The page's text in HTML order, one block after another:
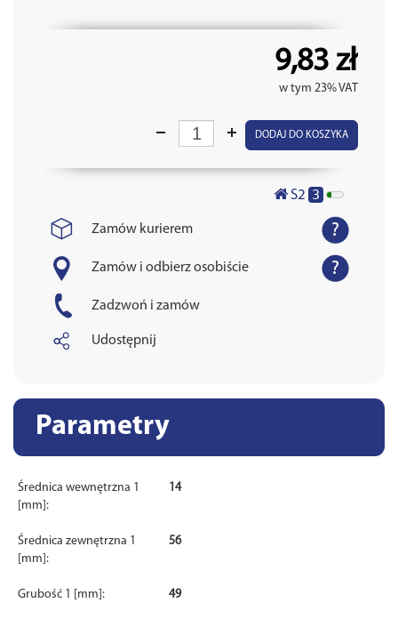
9,83 zł
w tym 23% VAT
DODAJ DO KOSZYKA
S2 3
Zamów kurierem
Zamów i odbierz osobiście
Zadzwoń i zamów
Udostępnij
Parametry
Średnica wewnętrzna 1
[mm]:
14
Średnica zewnętrzna 1
[mm]:
56
Grubość 1 [mm]: 49